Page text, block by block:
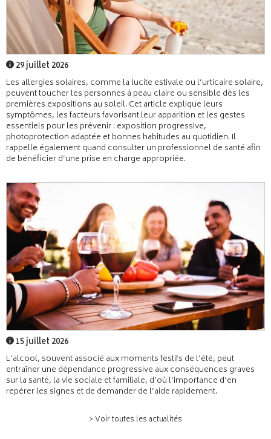
29 juillet 2026
Les allergies solaires, comme la lucite estivale ou l’urticaire solaire,
peuvent toucher les personnes à peau claire ou sensible dès les
premières expositions au soleil. Cet article explique leurs
symptômes, les facteurs favorisant leur apparition et les gestes
essentiels pour les prévenir : exposition progressive,
photoprotection adaptée et bonnes habitudes au quotidien. Il
rappelle également quand consulter un professionnel de santé afin
de bénéficier d’une prise en charge appropriée.
15 juillet 2026
L’alcool, souvent associé aux moments festifs de l’été, peut
entraîner une dépendance progressive aux conséquences graves
sur la santé, la vie sociale et familiale, d’où l’importance d’en
repérer les signes et de demander de l’aide rapidement.
> Voir toutes les actualités